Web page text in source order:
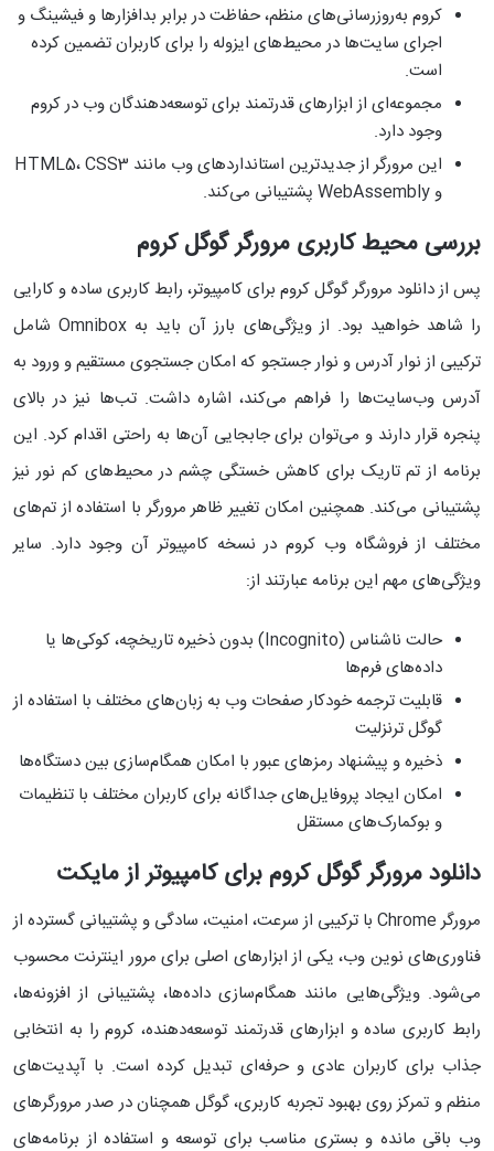
کروم به‌روزرسانی‌های منظم، حفاظت در برابر بدافزارها و فیشینگ و
اجرای سایت‌ها در محیط‌های ایزوله را برای کاربران تضمین کرده
است.
مجموعه‌ای از ابزارهای قدرتمند برای توسعه‌دهندگان وب در کروم
وجود دارد.
این مرورگر از جدیدترین استانداردهای وب مانند HTML5، CSS3
و WebAssembly پشتیبانی می‌کند.
بررسی محیط کاربری مرورگر گوگل کروم
پس از دانلود مرورگر گوگل کروم برای کامپیوتر، رابط کاربری ساده و کارایی
را شاهد خواهید بود. از ویژگی‌های بارز آن باید به Omnibox شامل
ترکیبی از نوار آدرس و نوار جستجو که امکان جستجوی مستقیم و ورود به
آدرس وب‌سایت‌ها را فراهم می‌کند، اشاره داشت. تب‌ها نیز در بالای
پنجره قرار دارند و می‌توان برای جابجایی آن‌ها به راحتی اقدام کرد. این
برنامه از تم تاریک برای کاهش خستگی چشم در محیط‌های کم نور نیز
پشتیبانی می‌کند. همچنین امکان تغییر ظاهر مرورگر با استفاده از تم‌های
مختلف از فروشگاه وب کروم در نسخه کامپیوتر آن وجود دارد. سایر
ویژگی‌های مهم این برنامه عبارتند از:
حالت ناشناس (Incognito) بدون ذخیره تاریخچه، کوکی‌ها یا
داده‌های فرم‌ها
قابلیت ترجمه خودکار صفحات وب به زبان‌های مختلف با استفاده از
گوگل ترنزلیت
ذخیره و پیشنهاد رمزهای عبور با امکان همگام‌سازی بین دستگاه‌ها
امکان ایجاد پروفایل‌های جداگانه برای کاربران مختلف با تنظیمات
و بوکمارک‌های مستقل
دانلود مرورگر گوگل کروم برای کامپیوتر از مایکت
مرورگر Chrome با ترکیبی از سرعت، امنیت، سادگی و پشتیبانی گسترده از
فناوری‌های نوین وب، یکی از ابزارهای اصلی برای مرور اینترنت محسوب
می‌شود. ویژگی‌هایی مانند همگام‌سازی داده‌ها، پشتیبانی از افزونه‌ها،
رابط کاربری ساده و ابزارهای قدرتمند توسعه‌دهنده، کروم را به انتخابی
جذاب برای کاربران عادی و حرفه‌ای تبدیل کرده است. با آپدیت‌های
منظم و تمرکز روی بهبود تجربه کاربری، گوگل همچنان در صدر مرورگرهای
وب باقی مانده و بستری مناسب برای توسعه و استفاده از برنامه‌‎های